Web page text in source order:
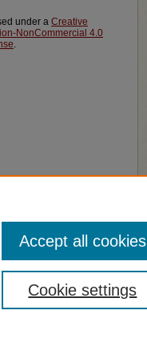
under a Creative
NonCommercial 4.0
.
Cookie settings
Accept all cookies